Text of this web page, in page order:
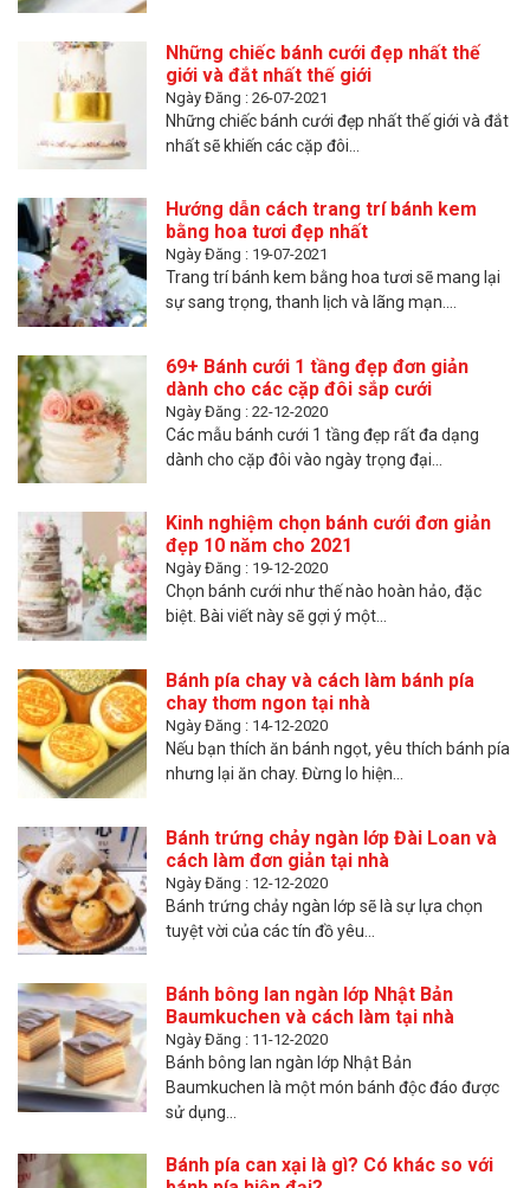
Những chiếc bánh cưới đẹp nhất thế
giới và đắt nhất thế giới
Ngày Đăng : 26-07-2021
Những chiếc bánh cưới đẹp nhất thế giới và đắt
nhất sẽ khiến các cặp đôi...
Hướng dẫn cách trang trí bánh kem
bằng hoa tươi đẹp nhất
Ngày Đăng : 19-07-2021
Trang trí bánh kem bằng hoa tươi sẽ mang lại
sự sang trọng, thanh lịch và lãng mạn....
69+ Bánh cưới 1 tầng đẹp đơn giản
dành cho các cặp đôi sắp cưới
Ngày Đăng : 22-12-2020
Các mẫu bánh cưới 1 tầng đẹp rất đa dạng
dành cho cặp đôi vào ngày trọng đại...
Kinh nghiệm chọn bánh cưới đơn giản
đẹp 10 năm cho 2021
Ngày Đăng : 19-12-2020
Chọn bánh cưới như thế nào hoàn hảo, đặc
biệt. Bài viết này sẽ gợi ý một...
Bánh pía chay và cách làm bánh pía
chay thơm ngon tại nhà
Ngày Đăng : 14-12-2020
Nếu bạn thích ăn bánh ngọt, yêu thích bánh pía
nhưng lại ăn chay. Đừng lo hiện...
Bánh trứng chảy ngàn lớp Đài Loan và
cách làm đơn giản tại nhà
Ngày Đăng : 12-12-2020
Bánh trứng chảy ngàn lớp sẽ là sự lựa chọn
tuyệt vời của các tín đồ yêu...
Bánh bông lan ngàn lớp Nhật Bản
Baumkuchen và cách làm tại nhà
Ngày Đăng : 11-12-2020
Bánh bông lan ngàn lớp Nhật Bản
Baumkuchen là một món bánh độc đáo được
sử dụng...
Bánh pía can xại là gì? Có khác so với